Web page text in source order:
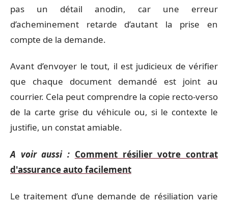
pas un détail anodin, car une erreur
d’acheminement retarde d’autant la prise en
compte de la demande.
Avant d’envoyer le tout, il est judicieux de vérifier
que chaque document demandé est joint au
courrier. Cela peut comprendre la copie recto-verso
de la carte grise du véhicule ou, si le contexte le
justifie, un constat amiable.
A voir aussi : Comment résilier votre contrat
d'assurance auto facilement
Le traitement d’une demande de résiliation varie